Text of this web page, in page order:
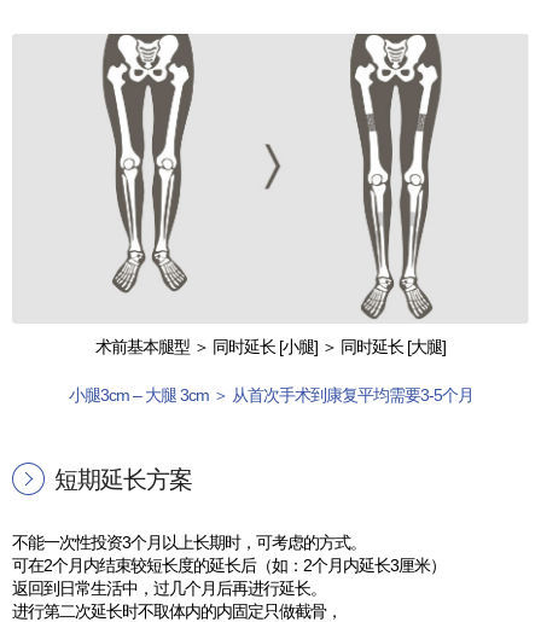
术前基本腿型 ＞ 同时延长 [小腿] ＞ 同时延长 [大腿]
小腿3cm – 大腿 3cm ＞ 从首次手术到康复平均需要3-5个月
短期延长方案
不能一次性投资3个月以上长期时，可考虑的方式。
可在2个月内结束较短长度的延长后（如：2个月内延长3厘米）
返回到日常生活中，过几个月后再进行延长。
进行第二次延长时不取体内的内固定只做截骨，